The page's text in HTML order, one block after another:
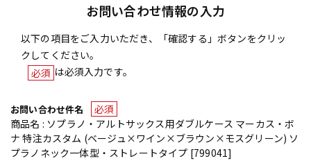
お問い合わせ情報の入力
以下の項目をご入力いただき、「確認する」ボタンをクリッ
クしてください。
必須 は必須入力です。
お問い合わせ件名
必須
商品名 : ソプラノ・アルトサックス用ダブルケース マーカス・ボ
ナ 特注カスタム (ベージュ×ワイン×ブラウン×モスグリーン) ソ
プラノネック一体型・ストレートタイプ [799041]